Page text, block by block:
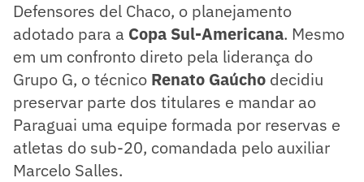
Defensores del Chaco, o planejamento
adotado para a Copa Sul-Americana. Mesmo
em um confronto direto pela liderança do
Grupo G, o técnico Renato Gaúcho decidiu
preservar parte dos titulares e mandar ao
Paraguai uma equipe formada por reservas e
atletas do sub-20, comandada pelo auxiliar
Marcelo Salles.